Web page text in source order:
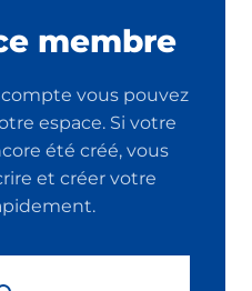
membre
vous pouvez
espace. Si votre
été créé, vous
et créer votre